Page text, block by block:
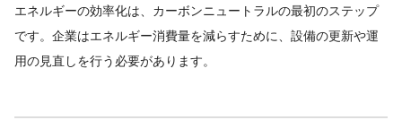
エネルギーの効率化は、カーボンニュートラルの最初のステップ
です。企業はエネルギー消費量を減らすために、設備の更新や運
用の見直しを行う必要があります。